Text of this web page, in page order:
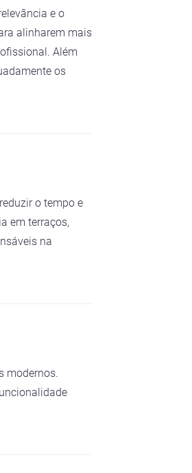
e o
alinharem mais
Além
os
o tempo e
em terraços,
na
modernos.